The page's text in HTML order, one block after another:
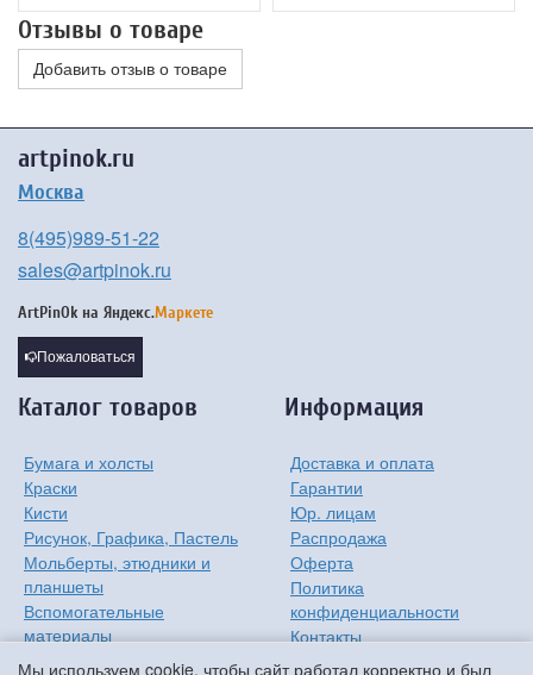
Мы используем cookie, чтобы сайт работал корректно и был
Отзывы о товаре
Добавить отзыв о товаре
artpinok.ru
Москва
8(495)989-51-22
sales@artpinok.ru
ArtPinOk на Яндекс.Маркете
Пожаловаться
Каталог товаров
Бумага и холсты
Краски
Кисти
Рисунок, Графика, Пастель
Мольберты, этюдники и
планшеты
Вспомогательные
материалы
Хобби
Информация
Доставка и оплата
Гарантии
Юр. лицам
Распродажа
Оферта
Политика
конфиденциальности
Контакты
О компании